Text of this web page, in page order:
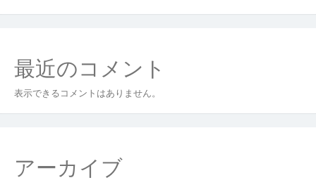
最近のコメント
表示できるコメントはありません。
アーカイブ